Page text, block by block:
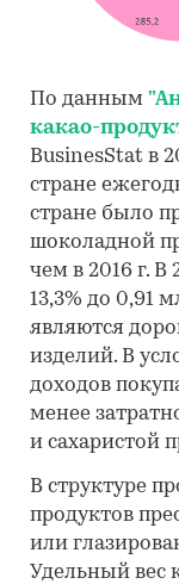
По данным
какао-
BusinesStat в
стране
стране было
шоколадной
чем в 2016 г.
13,3% до 0,91
являются
изделий. В
доходов
менее
и сахаристой
В структуре
продуктов
или
Удельный вес